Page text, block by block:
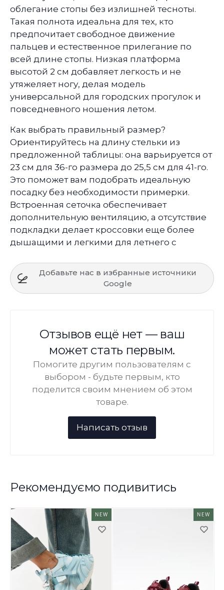
облегание стопы без излишней тесноты.
Такая полнота идеальна для тех, кто
предпочитает свободное движение
пальцев и естественное прилегание по
всей длине стопы. Низкая платформа
высотой 2 см добавляет легкость и не
утяжеляет ногу, делая модель
универсальной для городских прогулок и
повседневного ношения летом.
Как выбрать правильный размер?
Ориентируйтесь на длину стельки из
предложенной таблицы: она варьируется от
23 см для 36-го размера до 25,5 см для 41-го.
Это поможет вам подобрать идеальную
посадку без необходимости примерки.
Встроенная сеточка обеспечивает
дополнительную вентиляцию, а отсутствие
подкладки делает кроссовки еще более
дышащими и легкими для летнего с
Добавьте нас в избранные источники
Google
Отзывов ещё нет — ваш
может стать первым.
Помогите другим пользователям с
выбором - будьте первым, кто
поделится своим мнением об этом
товаре.
Рекомендуємо подивитись
NEW NEW